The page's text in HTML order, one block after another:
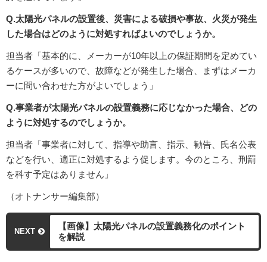
Q.太陽光パネルの設置後、災害による破損や事故、火災が発生
した場合はどのように対処すればよいのでしょうか。
担当者「基本的に、メーカーが10年以上の保証期間を定めてい
るケースが多いので、故障などが発生した場合、まずはメーカ
ーに問い合わせた方がよいでしょう」
Q.事業者が太陽光パネルの設置義務に応じなかった場合、どの
ように対処するのでしょうか。
担当者「事業者に対して、指導や助言、指示、勧告、氏名公表
などを行い、適正に対処するよう促します。今のところ、刑罰
を科す予定はありません」
（オトナンサー編集部）
NEXT
【画像】太陽光パネルの設置義務化のポイント
を解説